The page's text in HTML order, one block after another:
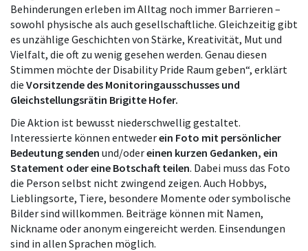
Behinderungen erleben im Alltag noch immer Barrieren –
sowohl physische als auch gesellschaftliche. Gleichzeitig gibt
es unzählige Geschichten von Stärke, Kreativität, Mut und
Vielfalt, die oft zu wenig gesehen werden. Genau diesen
Stimmen möchte der Disability Pride Raum geben“, erklärt
die Vorsitzende des Monitoringausschusses und
Gleichstellungsrätin Brigitte Hofer.
Die Aktion ist bewusst niederschwellig gestaltet.
Interessierte können entwederein Foto mit persönlicher
Bedeutung senden und/odereinen kurzen Gedanken, ein
Statement oder eine Botschaft teilen. Dabei muss das Foto
die Person selbst nicht zwingend zeigen. Auch Hobbys,
Lieblingsorte, Tiere, besondere Momente oder symbolische
Bilder sind willkommen. Beiträge können mit Namen,
Nickname oder anonym eingereicht werden. Einsendungen
sind in allen Sprachen möglich.